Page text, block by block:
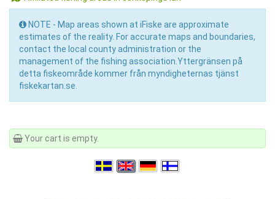
NOTE - Map areas shown at iFiske are approximate
estimates of the reality. For accurate maps and boundaries,
contact the local county administration or the
management of the fishing association.Yttergränsen på
detta fiskeområde kommer från myndigheternas tjänst
fiskekartan.se.
Your cart is empty.